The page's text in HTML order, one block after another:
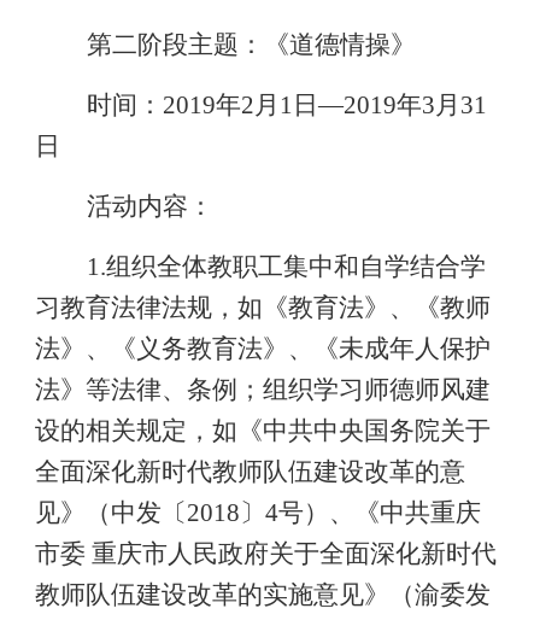
第二阶段主题：《道德情操》
时间： 2019年2月 1 日—2019年3月 31
日
活动内容：
1.组织全体教职工集中和自学结合学
习教育法律法规，如《教育法》、《教师
法》、《义务教育法》、《未成年人保护
法》等法律、条例；组织学习师德师风建
设的相关规定，如《中共中央国务院关于
全面深化新时代教师队伍建设改革的意
见》（中发 〔2018〕 4号）、《中共重庆
市委 重庆市人民政府关于全面深化新时代
教师队伍建设改革的实施意见》（渝委发